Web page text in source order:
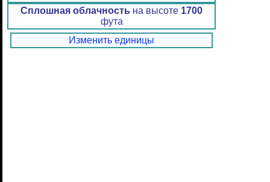
Сплошная облачность на высоте 1700
фута
Изменить единицы